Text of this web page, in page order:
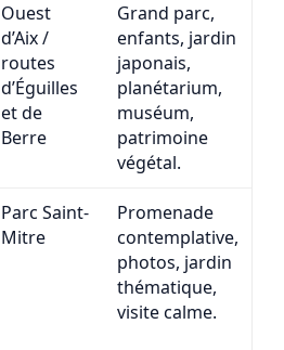
Ouest
d’Aix /
routes
d’Éguilles
et de
Berre
Grand parc,
enfants, jardin
japonais,
planétarium,
muséum,
patrimoine
végétal.
Parc Saint-
Mitre
Promenade
contemplative,
photos, jardin
thématique,
visite calme.